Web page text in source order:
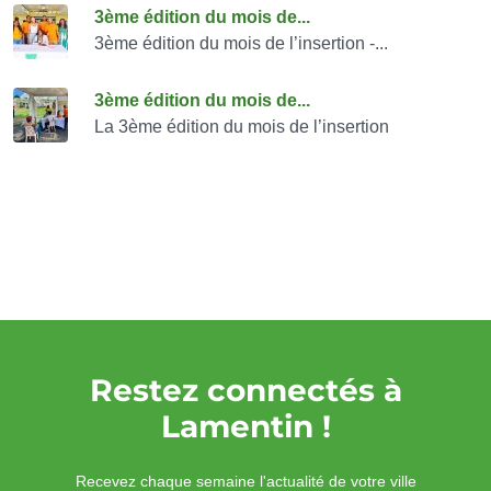
Consulter également
3ème édition du mois de...
3ème édition du mois de l’insertion -...
3ème édition du mois de...
La 3ème édition du mois de l’insertion
Restez connectés à
Lamentin !
Recevez chaque semaine l'actualité de votre ville